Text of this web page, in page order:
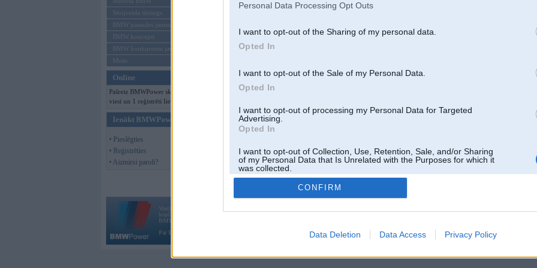
Personal Data Processing Opt Outs
I want to opt-out of the Sharing of my personal data.
Opted In
I want to opt-out of the Sale of my Personal Data.
Opted In
I want to opt-out of processing my Personal Data for Targeted
Advertising.
Opted In
I want to opt-out of Collection, Use, Retention, Sale, and/or Sharing
of my Personal Data that Is Unrelated with the Purposes for which it
was collected.
Opted Out
CONFIRM
Data Deletion Data Access Privacy Policy
Sērijveida tūnings
BMW pasaules jaunumi
BMW koncepti
BMW konkurentu jaunumi
Moto
Online
Pašreiz BMWPower skatās 153
viesi un 1 reģistrēti lietotāji.
Ienākt BMWPower
• Pieslēgties
• Reģistrēties
• Aizmirsi paroli?
Vortāls BMWPower.lv darbojas
kopš 2002. gada 14. maija. Tas nav auto klubs un nav saistīts ar
BMW AG.
Par BMWPower